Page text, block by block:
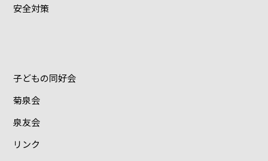
安全対策
子どもの同好会
菊泉会
泉友会
リンク